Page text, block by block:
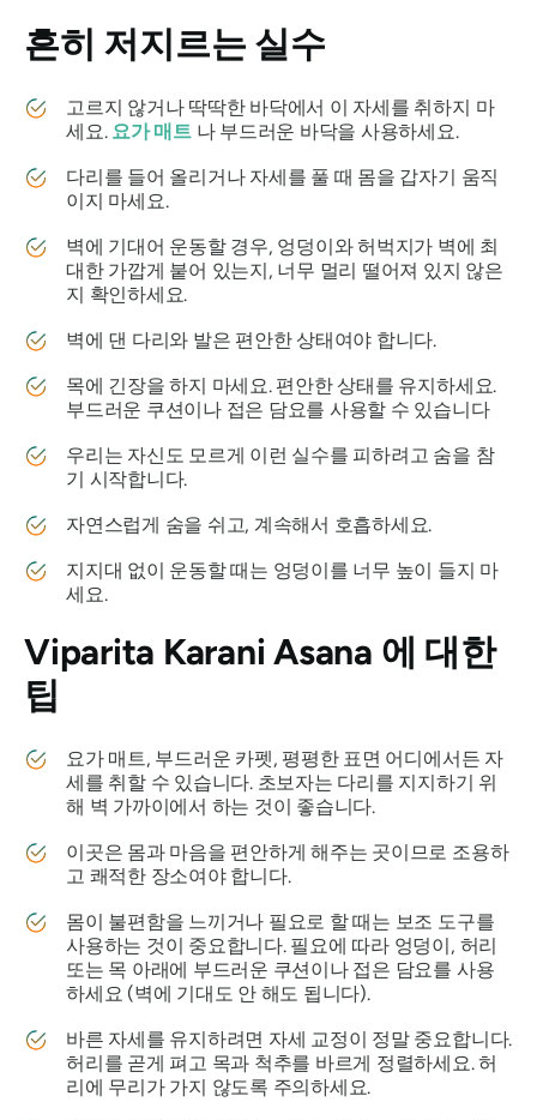
흔히 저지르는 실수
고르지 않거나 딱딱한 바닥에서 이 자세를 취하지 마
세요. 요가 매트나 부드러운 바닥을 사용하세요.
다리를 들어 올리거나 자세를 풀 때 몸을 갑자기 움직
이지 마세요.
벽에 기대어 운동할 경우, 엉덩이와 허벅지가 벽에 최
대한 가깝게 붙어 있는지, 너무 멀리 떨어져 있지 않은
지 확인하세요.
벽에 댄 다리와 발은 편안한 상태여야 합니다.
목에 긴장을 하지 마세요. 편안한 상태를 유지하세요.
부드러운 쿠션이나 접은 담요를 사용할 수 있습니다
우리는 자신도 모르게 이런 실수를 피하려고 숨을 참
기 시작합니다.
자연스럽게 숨을 쉬고, 계속해서 호흡하세요.
지지대 없이 운동할 때는 엉덩이를 너무 높이 들지 마
세요.
Viparita Karani Asana 에 대한
팁
요가 매트, 부드러운 카펫, 평평한 표면 어디에서든 자
세를 취할 수 있습니다. 초보자는 다리를 지지하기 위
해 벽 가까이에서 하는 것이 좋습니다.
이곳은 몸과 마음을 편안하게 해주는 곳이므로 조용하
고 쾌적한 장소여야 합니다.
몸이 불편함을 느끼거나 필요로 할 때는 보조 도구를
사용하는 것이 중요합니다. 필요에 따라 엉덩이, 허리
또는 목 아래에 부드러운 쿠션이나 접은 담요를 사용
하세요 (벽에 기대도 안 해도 됩니다).
바른 자세를 유지하려면 자세 교정이 정말 중요합니다.
허리를 곧게 펴고 목과 척추를 바르게 정렬하세요. 허
리에 무리가 가지 않도록 주의하세요.